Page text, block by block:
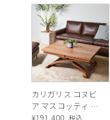
カリガリス コヌビ
ア マスコッティ 伸
長・昇降式テーブ
¥191,400 税込